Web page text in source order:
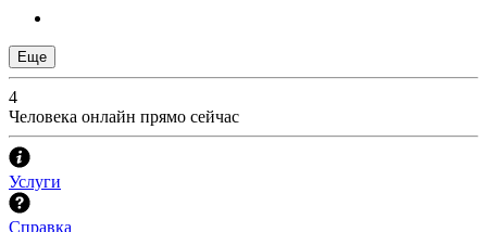
Еще
4
Человека онлайн прямо сейчас
Услуги
Справка